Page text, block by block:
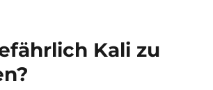
Vishnu
Wer
Kali zu